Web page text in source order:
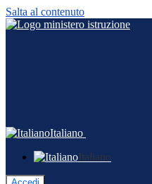
Salta al contenuto
Italiano
Italiano